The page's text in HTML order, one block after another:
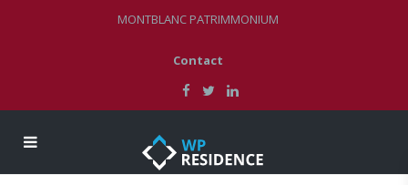
MONTBLANC PATRIMMONIUM
Contact